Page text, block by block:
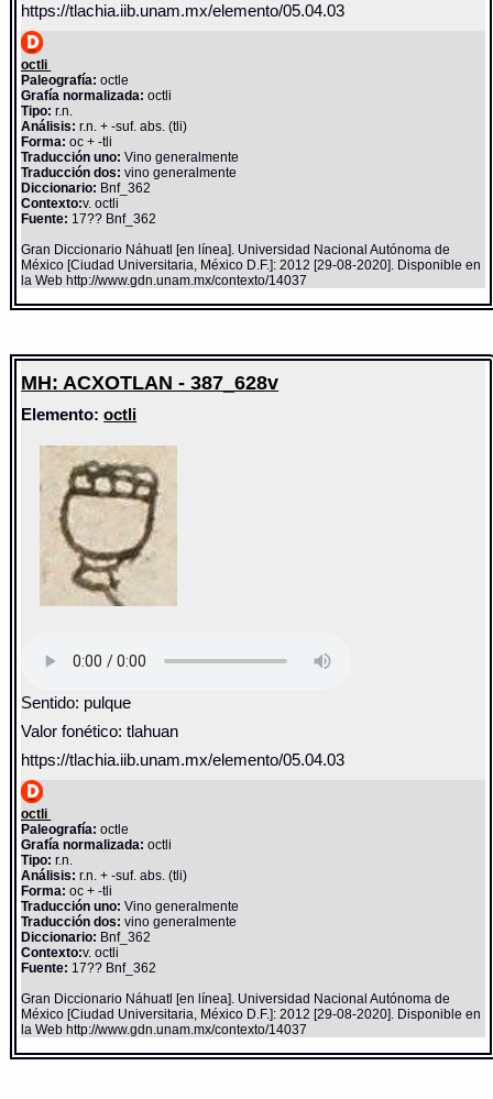
https://tlachia.iib.unam.mx/elemento/05.04.03
octli
Paleografía: octle
Grafía normalizada: octli
Tipo: r.n.
Análisis: r.n. + -suf. abs. (tli)
Forma: oc + -tli
Traducción uno: Vino generalmente
Traducción dos: vino generalmente
Diccionario: Bnf_362
Contexto:v. octli
Fuente: 17?? Bnf_362
Gran Diccionario Náhuatl [en línea]. Universidad Nacional Autónoma de
México [Ciudad Universitaria, México D.F.]: 2012 [29-08-2020]. Disponible en
la Web http://www.gdn.unam.mx/contexto/14037
MH: ACXOTLAN - 387_628v
Elemento:octli
Sentido: pulque
Valor fonético: tlahuan
https://tlachia.iib.unam.mx/elemento/05.04.03
octli
Paleografía: octle
Grafía normalizada: octli
Tipo: r.n.
Análisis: r.n. + -suf. abs. (tli)
Forma: oc + -tli
Traducción uno: Vino generalmente
Traducción dos: vino generalmente
Diccionario: Bnf_362
Contexto:v. octli
Fuente: 17?? Bnf_362
Gran Diccionario Náhuatl [en línea]. Universidad Nacional Autónoma de
México [Ciudad Universitaria, México D.F.]: 2012 [29-08-2020]. Disponible en
la Web http://www.gdn.unam.mx/contexto/14037